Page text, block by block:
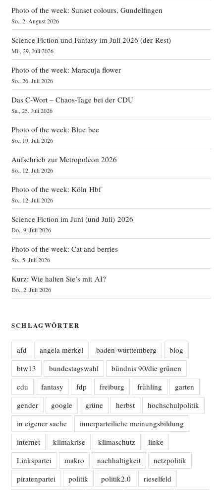
Photo of the week: Sunset colours, Gundelfingen
So., 2. August 2026
Science Fiction und Fantasy im Juli 2026 (der Rest)
Mi., 29. Juli 2026
Photo of the week: Maracuja flower
So., 26. Juli 2026
Das C‑Wort – Chaos-Tage bei der CDU
Sa., 25. Juli 2026
Photo of the week: Blue bee
So., 19. Juli 2026
Aufschrieb zur Metropolcon 2026
So., 12. Juli 2026
Photo of the week: Köln Hbf
So., 12. Juli 2026
Science Fiction im Juni (und Juli) 2026
Do., 9. Juli 2026
Photo of the week: Cat and berries
So., 5. Juli 2026
Kurz: Wie halten Sie’s mit AI?
Do., 2. Juli 2026
SCHLAGWÖRTER
afd angela merkel baden-württemberg
blog
btw13
bundestagswahl
bündnis 90/die grünen
cdu
fantasy fdp freiburg frühling
garten
gender
google grüne herbst
hochschulpolitik
in eigener sache
innerparteiliche meinungsbildung
internet
klimakrise klimaschutz
linke
Linkspartei
makro nachhaltigkeit
netzpolitik
piratenpartei
politik politik2.0 rieselfeld